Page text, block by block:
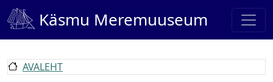
Liigu edasi põhisisu juurde
Käsmu Meremuuseum
AVALEHT